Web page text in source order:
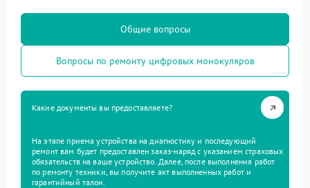
Общие вопросы
Вопросы по ремонту цифровых монокуляров
Какие документы вы предоставляете?
На этапе приема устройства на диагностику и последующий
ремонт вам будет предоставлен заказ-наряд с указанием страховых
обязательств на ваше устройство. Далее, после выполнения работ
по ремонту техники, вы получите акт выполненных работ и
гарантийный талон.